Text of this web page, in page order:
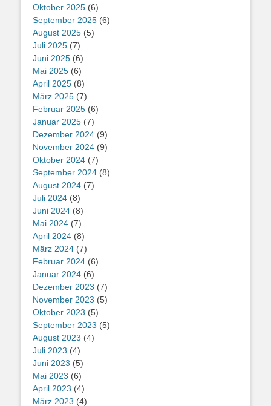
Oktober 2025 (6)
September 2025 (6)
August 2025 (5)
Juli 2025 (7)
Juni 2025 (6)
Mai 2025 (6)
April 2025 (8)
März 2025 (7)
Februar 2025 (6)
Januar 2025 (7)
Dezember 2024 (9)
November 2024 (9)
Oktober 2024 (7)
September 2024 (8)
August 2024 (7)
Juli 2024 (8)
Juni 2024 (8)
Mai 2024 (7)
April 2024 (8)
März 2024 (7)
Februar 2024 (6)
Januar 2024 (6)
Dezember 2023 (7)
November 2023 (5)
Oktober 2023 (5)
September 2023 (5)
August 2023 (4)
Juli 2023 (4)
Juni 2023 (5)
Mai 2023 (6)
April 2023 (4)
März 2023 (4)